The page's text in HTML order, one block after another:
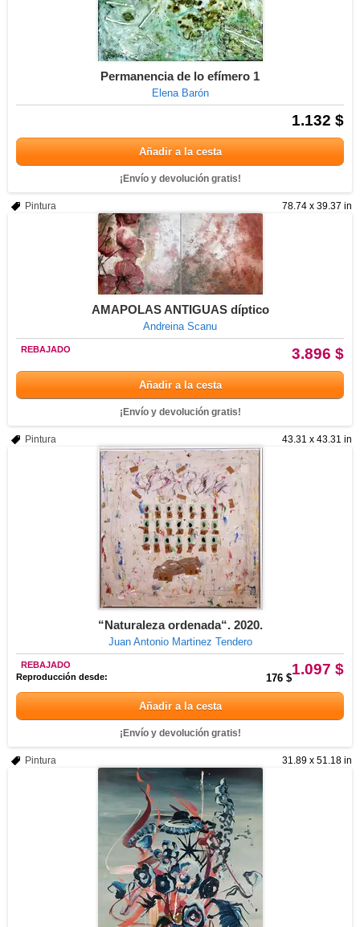
Permanencia de lo efímero 1
Elena Barón
1.132 $
Añadir a la cesta
¡Envío y devolución gratis!
78.74 x 39.37 in
Pintura
AMAPOLAS ANTIGUAS díptico
Andreina Scanu
3.896 $
REBAJADO
Añadir a la cesta
¡Envío y devolución gratis!
43.31 x 43.31 in
Pintura
“Naturaleza ordenada“. 2020.
Juan Antonio Martinez Tendero
1.097 $
REBAJADO
Reproducción desde:
176 $
Añadir a la cesta
¡Envío y devolución gratis!
31.89 x 51.18 in
Pintura